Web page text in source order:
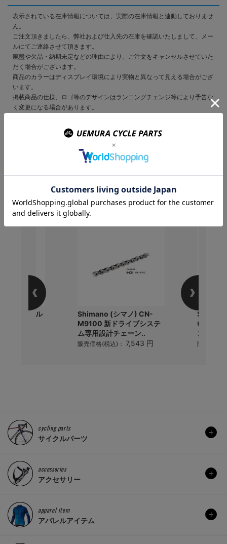
表示されている在庫情報については、実際の在庫情報と連動しておりませ
ん。
ご注文頂きましたら、弊社および仕入先の在庫を確認いたしまして、メー
ルにてご連絡させて頂きます。
廃盤や欠品・納期未定などの理由により、ご注文をキャンセルさせていた
だく場合がございます。
商品のカラーはディスプレイ環境により実物と異なって見える場合がござ
います。
掲載商品の仕様、ロゴ等のデザインはランニングチェンジ等により予告な
く変更になる場合があります。
この商品を購入のお客様
はこんな商品を買ってい
ます
PROボトル
Shimano (シマノ) CN-
M9100 新ドライブシステ
ム専用設計チェーン..
販売価格(税込)： 7,543 円
CN910-
ン用ク
販売価格(
cycling parts
サイクルパーツ
accessories
アクセサリー
apparel item
アパレルアイテム